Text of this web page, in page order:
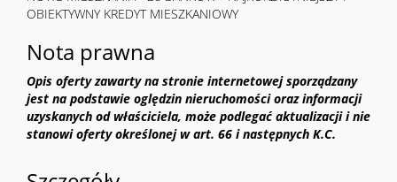
OBIEKTYWNY KREDYT MIESZKANIOWY
Nota prawna
Opis oferty zawarty na stronie internetowej sporządzany
jest na podstawie oględzin nieruchomości oraz informacji
uzyskanych od właściciela, może podlegać aktualizacji i nie
stanowi oferty określonej w art. 66 i następnych K.C.